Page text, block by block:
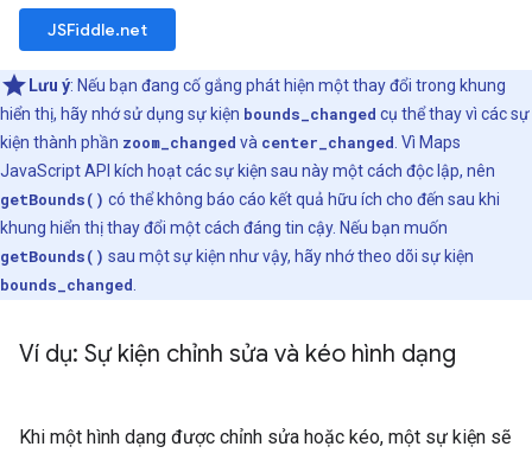
JSFiddle.net
Lưu ý: Nếu bạn đang cố gắng phát hiện một thay đổi trong khung
hiển thị, hãy nhớ sử dụng sự kiện bounds_changed cụ thể thay vì các sự
kiện thành phần zoom_changed và center_changed. Vì Maps
JavaScript API kích hoạt các sự kiện sau này một cách độc lập, nên
getBounds() có thể không báo cáo kết quả hữu ích cho đến sau khi
khung hiển thị thay đổi một cách đáng tin cậy. Nếu bạn muốn
getBounds() sau một sự kiện như vậy, hãy nhớ theo dõi sự kiện
bounds_changed.
Ví dụ: Sự kiện chỉnh sửa và kéo hình dạng
Khi một hình dạng được chỉnh sửa hoặc kéo, một sự kiện sẽ